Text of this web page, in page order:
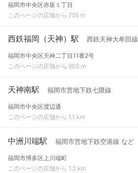
福岡市中央区赤坂１丁目
このページの店舗から 755 m
西鉄福岡（天神）駅 西鉄天神大牟田線
福岡市中央区天神二丁目11番2号
このページの店舗から 908 m
天神南駅 福岡市営地下鉄七隈線
福岡市中央区渡辺通
このページの店舗から 1.1 km
中洲川端駅 福岡市営地下鉄空港線 など
福岡市博多区上川端町
このページの店舗から 1.2 km